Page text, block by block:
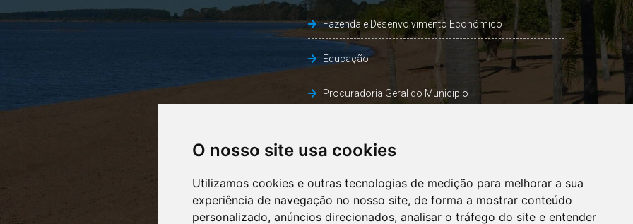
O nosso site usa cookies
Utilizamos cookies e outras tecnologias de medição para melhorar a sua
experiência de navegação no nosso site, de forma a mostrar conteúdo
personalizado, anúncios direcionados, analisar o tráfego do site e entender
Fazenda e Desenvolvimento Econômico
Educação
Procuradoria Geral do Município
OUVIDORIA